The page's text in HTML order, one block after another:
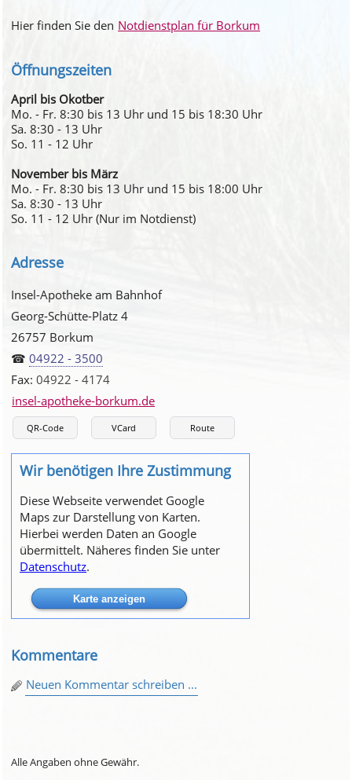
Hier finden Sie den Notdienstplan für Borkum
Öffnungszeiten
April bis Okotber
Mo. - Fr. 8:30 bis 13 Uhr und 15 bis 18:30 Uhr
Sa. 8:30 - 13 Uhr
So. 11 - 12 Uhr
November bis März
Mo. - Fr. 8:30 bis 13 Uhr und 15 bis 18:00 Uhr
Sa. 8:30 - 13 Uhr
So. 11 - 12 Uhr (Nur im Notdienst)
Adresse
Insel-Apotheke am Bahnhof
Georg-Schütte-Platz 4
26757 Borkum
☎04922 - 3500
Fax:04922 - 4174
insel-apotheke-borkum.de
QR-Code VCard Route
Wir benötigen Ihre Zustimmung
Diese Webseite verwendet Google
Maps zur Darstellung von Karten.
Hierbei werden Daten an Google
übermittelt. Näheres finden Sie unter
Datenschutz.
Kommentare
Neuen Kommentar schreiben ...
Alle Angaben ohne Gewähr.